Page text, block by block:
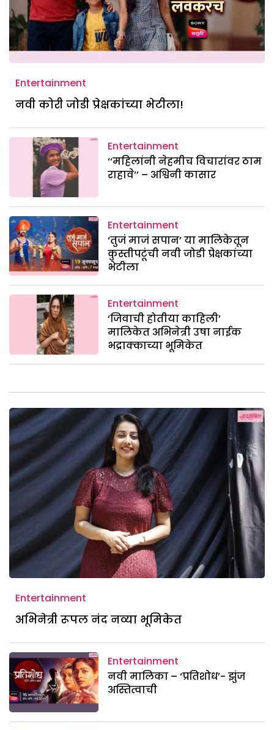
Entertainment
नवी कोरी जोडी प्रेक्षकांच्या भेटीला!
Entertainment
‘‘महिलांनी नेहमीच विचारांवर ठाम
राहावे’’ – अश्विनी कासार
Entertainment
‘तुजं माजं सपान’ या मालिकेतून
कुस्तीपटूंची नवी जोडी प्रेक्षकांच्या
भेटीला
Entertainment
‘जिवाची होतीया काहिली’
मालिकेत अभिनेत्री उषा नाईक
भद्राक्काच्या भूमिकेत
Entertainment
अभिनेत्री रूपल नंद नव्या भूमिकेत
Entertainment
नवी मालिका – ‘प्रतिशोध’- झुंज
अस्तित्वाची